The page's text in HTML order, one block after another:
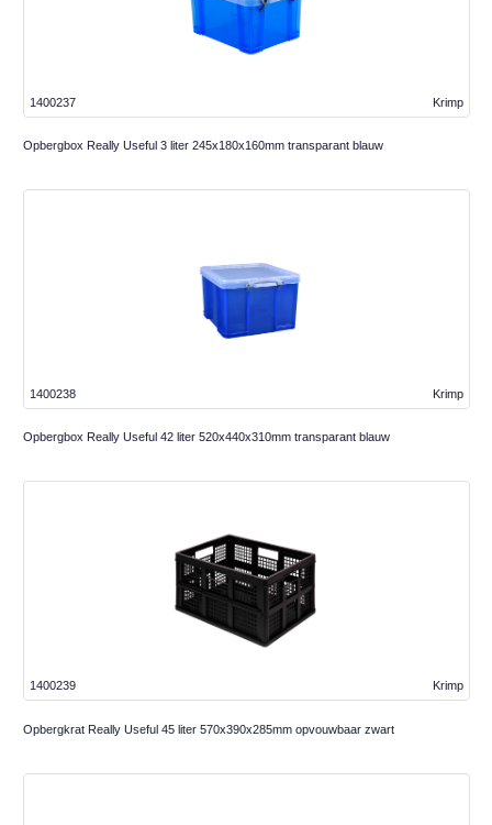
Krimp
1400237
Opbergbox Really Useful 3 liter 245x180x160mm transparant blauw
Krimp
1400238
Opbergbox Really Useful 42 liter 520x440x310mm transparant blauw
Krimp
1400239
Opbergkrat Really Useful 45 liter 570x390x285mm opvouwbaar zwart